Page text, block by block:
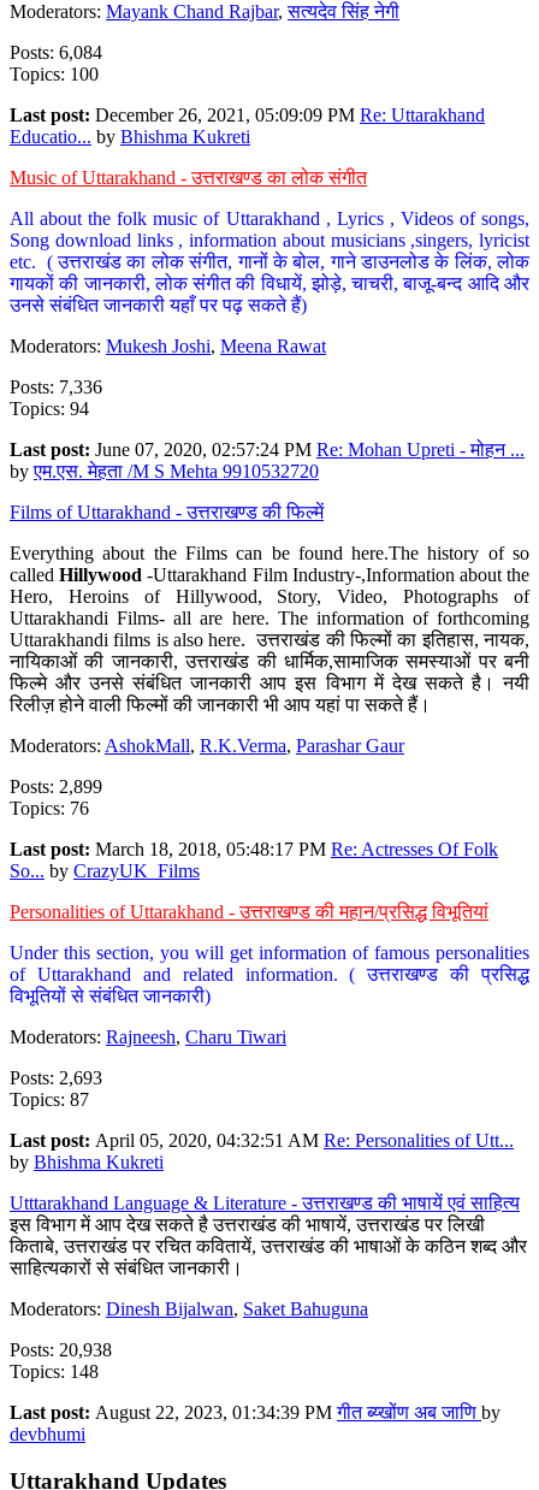
Moderators: Mayank Chand Rajbar,सत्यदेव सिंह नेगी
Posts: 6,084
Topics: 100
Last post: December 26, 2021, 05:09:09 PM Re: Uttarakhand
Educatio... by Bhishma Kukreti
Music of Uttarakhand - उत्तराखण्ड का लोक संगीत
All about the folk music of Uttarakhand , Lyrics , Videos of songs,
Song download links , information about musicians ,singers, lyricist
etc. ( उत्तराखंड का लोक संगीत, गानों के बोल, गाने डाउनलोड के लिंक, लोक
गायकों की जानकारी, लोक संगीत की विधायें, झोड़े, चाचरी, बाजू-बन्द आदि और
उनसे संबंधित जानकारी यहाँ पर पढ़ सकते हैं)
Moderators: Mukesh Joshi, Meena Rawat
Posts: 7,336
Topics: 94
Last post: June 07, 2020, 02:57:24 PM Re: Mohan Upreti - मोहन ...
byएम.एस. मेहता /M S Mehta 9910532720
Films of Uttarakhand - उत्तराखण्ड की फिल्में
Everything about the Films can be found here.The history of so
calledHillywood-Uttarakhand Film Industry-,Information about the
Hero, Heroins of Hillywood, Story, Video, Photographs of
Uttarakhandi Films- all are here. The information of forthcoming
Uttarakhandi films is also here. उत्तराखंड की फिल्मों का इतिहास, नायक,
नायिकाओं की जानकारी, उत्तराखंड की धार्मिक,सामाजिक समस्याओं पर बनी
फिल्मे और उनसे संबंधित जानकारी आप इस विभाग में देख सकते है। नयी
रिलीज़ होने वाली फिल्मों की जानकारी भी आप यहां पा सकते हैं।
Moderators: AshokMall, R.K.Verma, Parashar Gaur
Posts: 2,899
Topics: 76
Last post: March 18, 2018, 05:48:17 PM Re: Actresses Of Folk
So... by CrazyUK_Films
Personalities of Uttarakhand - उत्तराखण्ड की महान/प्रसिद्ध विभूतियां
Under this section, you will get information of famous personalities
of Uttarakhand and related information. ( उत्तराखण्ड की प्रसिद्ध
विभूतियों से संबंधित जानकारी)
Moderators: Rajneesh, Charu Tiwari
Posts: 2,693
Topics: 87
Last post: April 05, 2020, 04:32:51 AM Re: Personalities of Utt...
by Bhishma Kukreti
Utttarakhand Language & Literature - उत्तराखण्ड की भाषायें एवं साहित्य
इस विभाग में आप देख सकते है उत्तराखंड की भाषायें, उत्तराखंड पर लिखी
किताबे, उत्तराखंड पर रचित कवितायें, उत्तराखंड की भाषाओं के कठिन शब्द और
साहित्यकारों से संबंधित जानकारी।
Moderators: Dinesh Bijalwan, Saket Bahuguna
Posts: 20,938
Topics: 148
Last post: August 22, 2023, 01:34:39 PMगीत ब्य्खोंण अब जाणि by
devbhumi
Uttarakhand Updates